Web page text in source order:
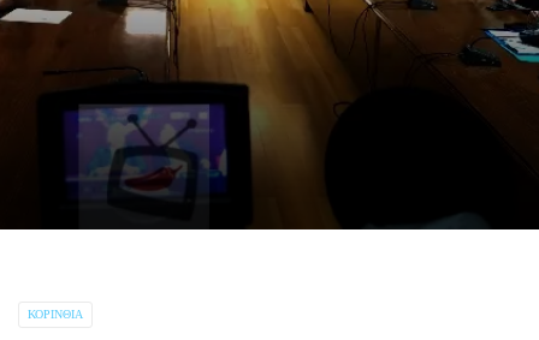
ΚΟΡΙΝΘΊΑ